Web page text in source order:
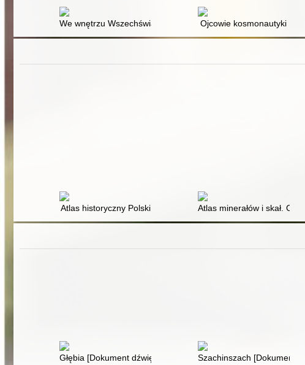
We wnętrzu Wszechświata Ojcowie kosmonautyki
Atlas historyczny Polski Atlas minerałów i skał. Cz. 1,
Głębia [Dokument dźwiękowy] Szachinszach [Dokument